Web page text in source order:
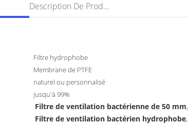
Description De Produit
Filtre hydrophobe
Membrane de PTFE
naturel ou personnalisé
jusqu'à 99%
Filtre de ventilation bactérienne de 50 mm,
Filtre de ventilation bactérien hydrophobe,